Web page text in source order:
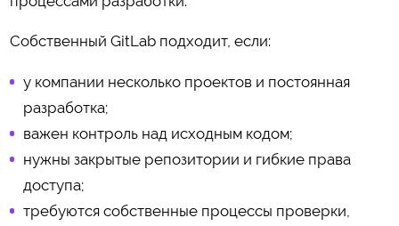
Собственный GitLab подходит, если:
у компании несколько проектов и постоянная
разработка;
важен контроль над исходным кодом;
нужны закрытые репозитории и гибкие права
доступа;
требуются собственные процессы проверки,